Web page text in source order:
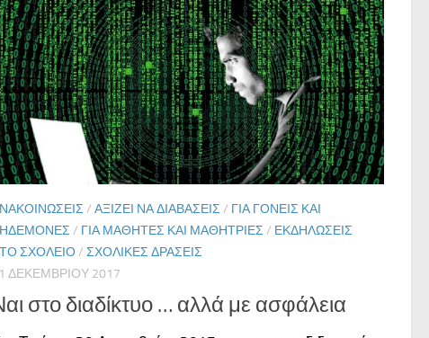
/ ΑΞΊΖΕΙ ΝΑ ΔΙΑΒΆΣΕΙΣ / ΓΙΑ ΓΟΝΕΊΣ ΚΑΙ
/ ΓΙΑ ΜΑΘΗΤΈΣ ΚΑΙ ΜΑΘΉΤΡΙΕΣ / ΕΚΔΗΛΏΣΕΙΣ
ΣΧΟΛΕΊΟ/ ΣΧΟΛΙΚΈΣ ΔΡΆΣΕΙΣ
ΔΕΚΕΜΒΡΊΟΥ 2017
στο διαδίκτυο … αλλά με ασφάλεια